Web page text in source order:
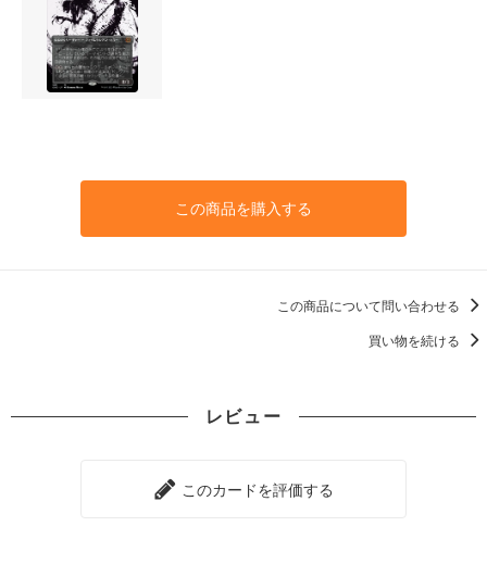
この商品を購入する
この商品について問い合わせる
買い物を続ける
レビュー
このカードを評価する